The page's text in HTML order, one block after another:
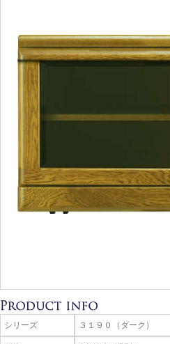
シリーズ ３１９０（ダーク）